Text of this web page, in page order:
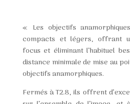
« Les objectifs
compacts et légers, offrant
focus et éliminant l’habituel
distance minimale de mise au
objectifs anamorphiques.
Fermés à T2.8, ils offrent